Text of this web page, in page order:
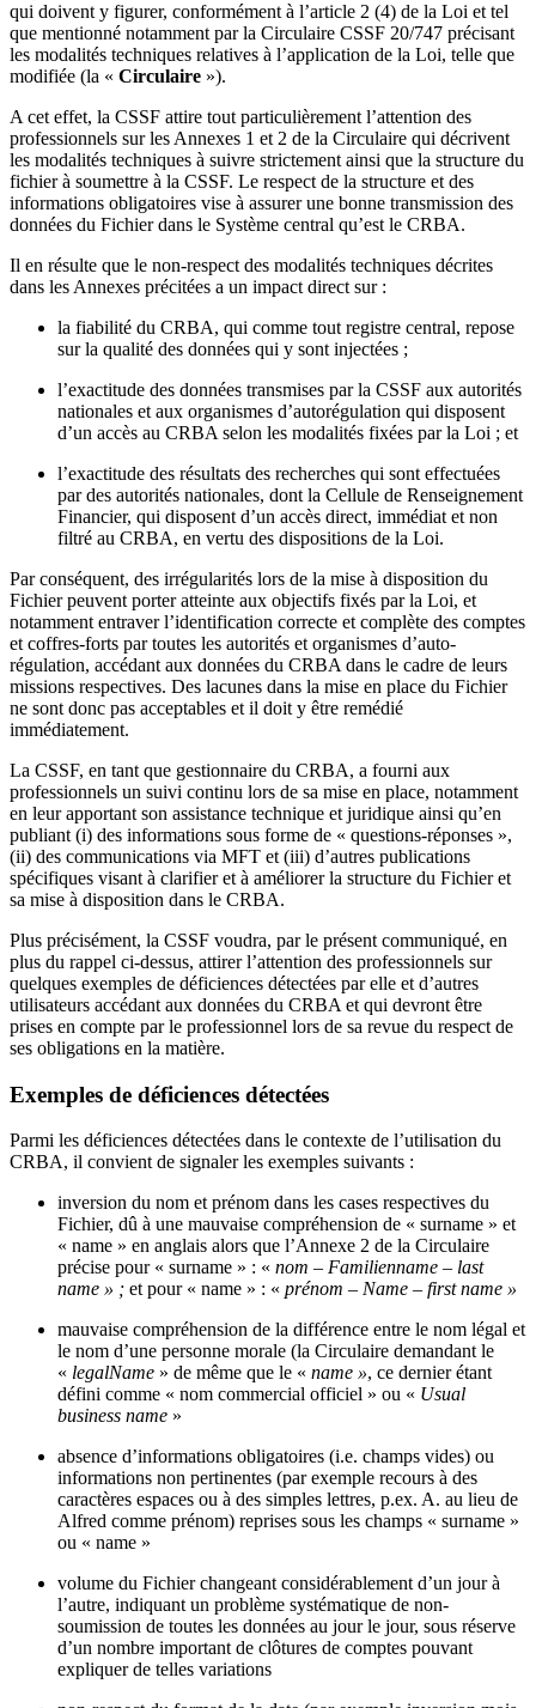
qui doivent y figurer, conformément à l’article 2 (4) de la Loi et tel
que mentionné notamment par la Circulaire CSSF 20/747 précisant
les modalités techniques relatives à l’application de la Loi, telle que
modifiée (la « Circulaire »).
A cet effet, la CSSF attire tout particulièrement l’attention des
professionnels sur les Annexes 1 et 2 de la Circulaire qui décrivent
les modalités techniques à suivre strictement ainsi que la structure du
fichier à soumettre à la CSSF. Le respect de la structure et des
informations obligatoires vise à assurer une bonne transmission des
données du Fichier dans le Système central qu’est le CRBA.
Il en résulte que le non-respect des modalités techniques décrites
dans les Annexes précitées a un impact direct sur :
la fiabilité du CRBA, qui comme tout registre central, repose
sur la qualité des données qui y sont injectées ;
l’exactitude des données transmises par la CSSF aux autorités
nationales et aux organismes d’autorégulation qui disposent
d’un accès au CRBA selon les modalités fixées par la Loi ; et
l’exactitude des résultats des recherches qui sont effectuées
par des autorités nationales, dont la Cellule de Renseignement
Financier, qui disposent d’un accès direct, immédiat et non
filtré au CRBA, en vertu des dispositions de la Loi.
Par conséquent, des irrégularités lors de la mise à disposition du
Fichier peuvent porter atteinte aux objectifs fixés par la Loi, et
notamment entraver l’identification correcte et complète des comptes
et coffres-forts par toutes les autorités et organismes d’auto-
régulation, accédant aux données du CRBA dans le cadre de leurs
missions respectives. Des lacunes dans la mise en place du Fichier
ne sont donc pas acceptables et il doit y être remédié
immédiatement.
La CSSF, en tant que gestionnaire du CRBA, a fourni aux
professionnels un suivi continu lors de sa mise en place, notamment
en leur apportant son assistance technique et juridique ainsi qu’en
publiant (i) des informations sous forme de « questions-réponses »,
(ii) des communications via MFT et (iii) d’autres publications
spécifiques visant à clarifier et à améliorer la structure du Fichier et
sa mise à disposition dans le CRBA.
Plus précisément, la CSSF voudra, par le présent communiqué, en
plus du rappel ci-dessus, attirer l’attention des professionnels sur
quelques exemples de déficiences détectées par elle et d’autres
utilisateurs accédant aux données du CRBA et qui devront être
prises en compte par le professionnel lors de sa revue du respect de
ses obligations en la matière.
Exemples de déficiences détectées
Parmi les déficiences détectées dans le contexte de l’utilisation du
CRBA, il convient de signaler les exemples suivants :
inversion du nom et prénom dans les cases respectives du
Fichier, dû à une mauvaise compréhension de « surname » et
« name » en anglais alors que l’Annexe 2 de la Circulaire
précise pour « surname » : « nom – Familienname – last
name » ; et pour « name » : « prénom – Name – first name »
mauvaise compréhension de la différence entre le nom légal et
le nom d’une personne morale (la Circulaire demandant le
« legalName » de même que le « name », ce dernier étant
défini comme « nom commercial officiel » ou « Usual
business name »
absence d’informations obligatoires (i.e. champs vides) ou
informations non pertinentes (par exemple recours à des
caractères espaces ou à des simples lettres, p.ex. A. au lieu de
Alfred comme prénom) reprises sous les champs « surname »
ou « name »
volume du Fichier changeant considérablement d’un jour à
l’autre, indiquant un problème systématique de non-
soumission de toutes les données au jour le jour, sous réserve
d’un nombre important de clôtures de comptes pouvant
expliquer de telles variations